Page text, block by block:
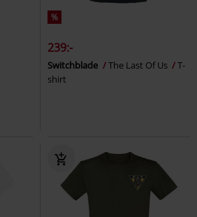
%
239:-
Switchblade The Last Of Us
T-
shirt